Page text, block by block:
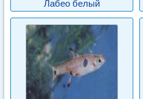
Лабео белый